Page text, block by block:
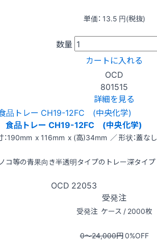
単価： 13.5 円(税抜)
数量
カートに入れる
OCD
801515
詳細を見る
食品トレー CH19-12FC (中央化学)
：190mm x 116mm x (高)34mm ／ 形状：蓋なし
コ等の青果向き半透明タイプのトレー深タイプ
OCD 22053
受発注
受発注 ケース / 2000枚
0〜24,000円0%OFF